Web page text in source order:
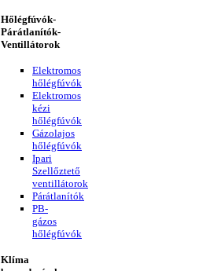
Hőlégfúvók-
Párátlanítók-
Ventillátorok
Elektromos
hőlégfúvók
Elektromos
kézi
hőlégfúvók
Gázolajos
hőlégfúvók
Ipari
Szellőztető
ventillátorok
Párátlanítók
PB-
gázos
hőlégfúvók
Klíma